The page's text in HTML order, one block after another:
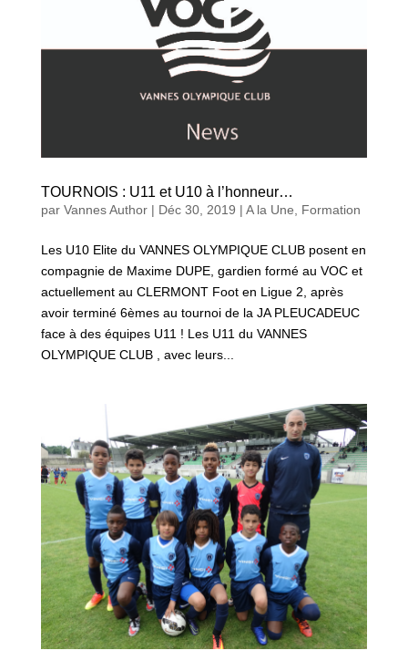
TOURNOIS : U11 et U10 à l’honneur…
par Vannes Author| Déc 30, 2019 | A la Une, Formation
Les U10 Elite du VANNES OLYMPIQUE CLUB posent en
compagnie de Maxime DUPE, gardien formé au VOC et
actuellement au CLERMONT Foot en Ligue 2, après
avoir terminé 6èmes au tournoi de la JA PLEUCADEUC
face à des équipes U11 ! Les U11 du VANNES
OLYMPIQUE CLUB , avec leurs...